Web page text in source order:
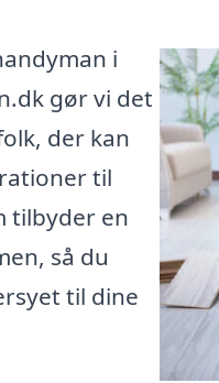
i
gør vi det
der kan
til
tilbyder en
så du
til dine